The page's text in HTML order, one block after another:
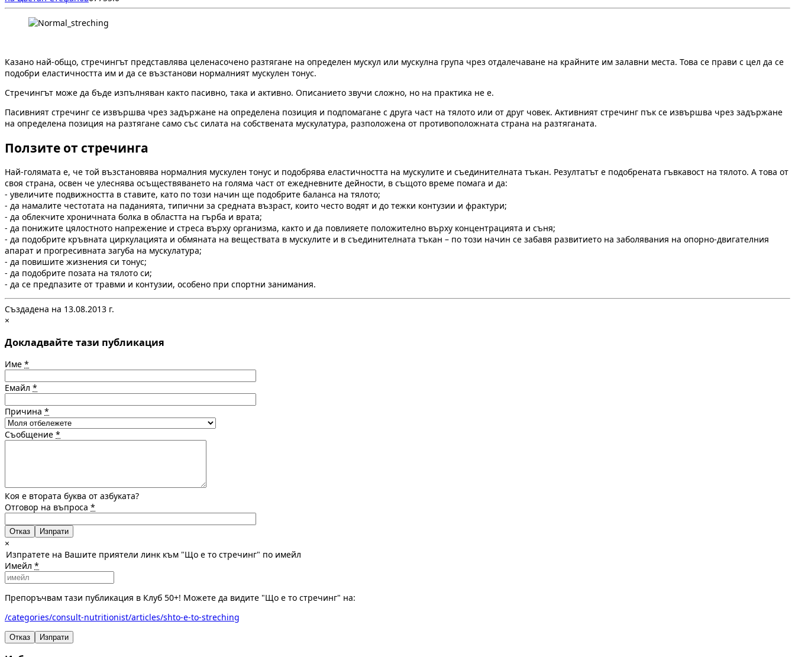
Казано най-общо, стречингът представлява целенасочено разтягане на определен мускул или мускулна група чрез отдалечаване на крайните им залавни места. Това се прави с цел да се
подобри еластичността им и да се възстанови нормалният мускулен тонус.
Стречингът може да бъде изпълняван както пасивно, така и активно. Описанието звучи сложно, но на практика не е.
Пасивният стречинг се извършва чрез задържане на определена позиция и подпомагане с друга част на тялото или от друг човек. Активният стречинг пък се извършва чрез задържане
на определена позиция на разтягане само със силата на собствената мускулатура, разположена от противоположната страна на разтяганата.
Ползите от стречинга
Най-голямата е, че той възстановява нормалния мускулен тонус и подобрява еластичността на мускулите и съединителната тъкан. Резултатът е подобрената гъвкавост на тялото. А това от
своя страна, освен че улеснява осъществяването на голяма част от ежедневните дейности, в същото време помага и да:
- увеличите подвижността в ставите, като по този начин ще подобрите баланса на тялото;
- да намалите честотата на паданията, типични за средната възраст, които често водят и до тежки контузии и фрактури;
- да облекчите хроничната болка в областта на гърба и врата;
- да понижите цялостното напрежение и стреса върху организма, както и да повлияете положително върху концентрацията и съня;
- да подобрите кръвната циркулацията и обмяната на веществата в мускулите и в съединителната тъкан – по този начин се забавя развитието на заболявания на опорно-двигателния
апарат и прогресивната загуба на мускулатура;
- да повишите жизнения си тонус;
- да подобрите позата на тялото си;
- да се предпазите от травми и контузии, особено при спортни занимания.
Създадена на 13.08.2013 г.
×
Докладвайте тази публикация
Име *
Емайл *
Причина *
Съобщение *
Коя е втората буква от азбуката?
Отговор на въпроса *
Отказ
×
Изпратете на Вашите приятели линк към "Що е то стречинг" по имейл
Имейл *
Препоръчвам тази публикация в Клуб 50+! Можете да видите "Що е то стречинг" на:
/categories/consult-nutritionist/articles/shto-e-to-streching
Отказ Изпрати